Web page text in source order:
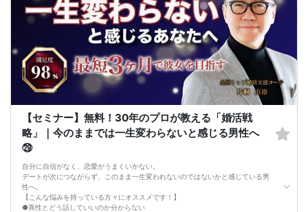
【セミナー】無料！30年のプロが教える「婚活戦
略」｜今のままでは一生変わらないと感じる男性へ
㉙
自分に自信がなく、恋愛がうまくいかない。
デートが次につながらず、このまま一生変われないのではないかと感じている男
性へ。
【こんな悩みを持っている方々にオススメです！】
●異性とどう話していいのか分からない